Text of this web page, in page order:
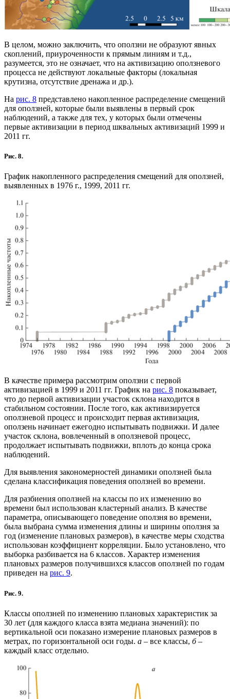
В целом, можно заключить, что оползни не образуют явных
скоплений, приуроченности к прямым линиям и т.д.,
разумеется, это не означает, что на активизацию оползневого
процесса не действуют локальные факторы (локальная
крутизна, отсутствие дренажа и др.).
На рис. 8 представлено накопленное распределение смещений
для оползней, которые были выявлены в первый срок
наблюдений, а также для тех, у которых были отмечены
первые активизации в период шквальных активизаций 1999 и
2011 гг.
Рис. 8.
График накопленного распределения смещений для оползней,
выявленных в 1976 г., 1999, 2011 гг.
В качестве примера рассмотрим оползни с первой
активизацией в 1999 и 2011 гг. График на рис. 8 показывает,
что до первой активизации участок склона находится в
стабильном состоянии. После того, как активизируется
оползневой процесс и происходит первая активизация,
оползень начинает ежегодно испытывать подвижки. И далее
участок склона, вовлеченный в оползневой процесс,
продолжает испытывать подвижки, вплоть до конца срока
наблюдений.
Для выявления закономерностей динамики оползней была
сделана классификация поведения оползней во времени.
Для разбиения оползней на классы по их изменению во
времени был использован кластерный анализ. В качестве
параметра, описывающего поведение оползня во времени,
была выбрана сумма изменения длины и ширины оползня за
год (изменение плановых размеров), в качестве меры сходства
использован коэффициент корреляции. Было установлено, что
выборка разбивается на 6 классов. Характер изменения
плановых размеров получившихся классов оползней по годам
приведен на рис. 9.
Рис. 9.
Классы оползней по изменению плановых характеристик за
30 лет (для каждого класса взята медиана значений): по
вертикальной оси показано измерение плановых размеров в
метрах, по горизонтальной оси годы. а – все классы, б–
каждый класс отдельно.